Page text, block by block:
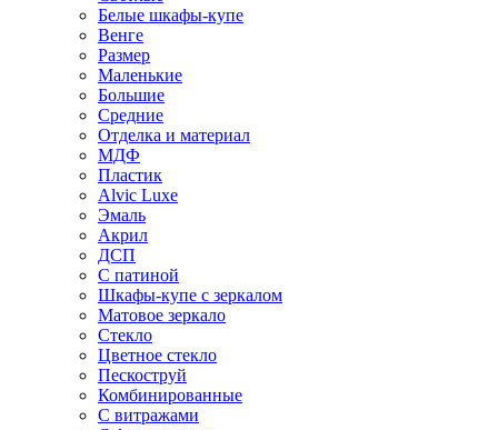
Белые шкафы-купе
Венге
Размер
Маленькие
Большие
Средние
Отделка и материал
МДФ
Пластик
Alvic Luxe
Эмаль
Акрил
ДСП
С патиной
Шкафы-купе с зеркалом
Матовое зеркало
Стекло
Цветное стекло
Пескоструй
Комбинированные
С витражами